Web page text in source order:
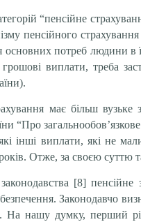
“пенсійне
пенсійного
потреб людини в
виплати, треба
має більш
“Про
інші виплати, які не
Отже, за своєю суттю
[8] пенсійне
Законодавчо
На нашу думку, перший